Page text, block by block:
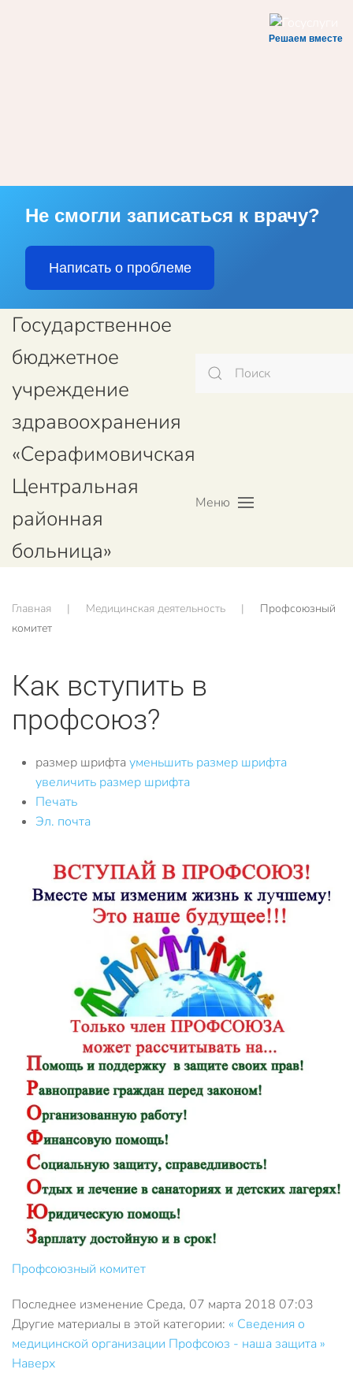
Решаем вместе
Не смогли записаться к врачу?
Написать о проблеме
Государственное
бюджетное
учреждение
здравоохранения
«Серафимовичская
Центральная
районная
больница»
Меню
Главная Медицинская деятельность
Профсоюзный
комитет
Как вступить в
профсоюз?
размер шрифтауменьшить размер шрифта
увеличить размер шрифта
Печать
Эл. почта
Профсоюзный комитет
Последнее изменение Среда, 07 марта 2018 07:03
Другие материалы в этой категории: « Сведения о
медицинской организации Профсоюз - наша защита »
Наверх